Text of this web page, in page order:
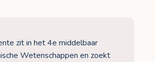
zit in het 4e middelbaar
Wetenschappen en zoekt